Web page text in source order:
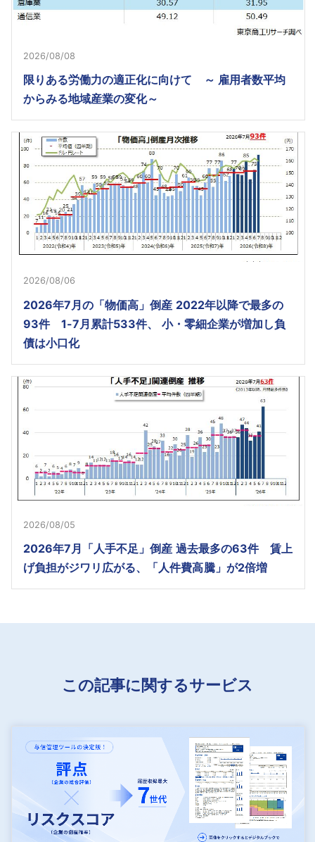
2026/08/08
限りある労働力の適正化に向けて ～ 雇用者数平均
からみる地域産業の変化～
2026/08/06
2026年7月の「物価高」倒産 2022年以降で最多の
93件 1-7月累計533件、 小・零細企業が増加し負
債は小口化
2026/08/05
2026年7月「人手不足」倒産 過去最多の63件 賃上
げ負担がジワリ広がる、「人件費高騰」が2倍増
この記事に関するサービス